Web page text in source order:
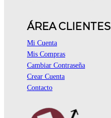
ÁREA CLIENTES
Mi Cuenta
Mis Compras
Cambiar Contraseña
Crear Cuenta
Contacto